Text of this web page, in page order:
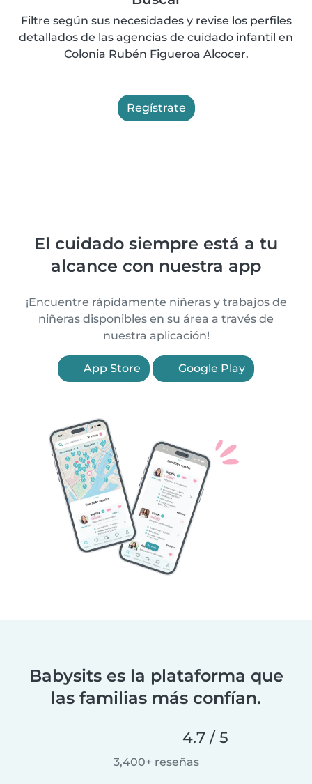
Filtre según sus necesidades y revise los perfiles
detallados de las agencias de cuidado infantil en
Colonia Rubén Figueroa Alcocer.
Regístrate
El cuidado siempre está a tu
alcance con nuestra app
¡Encuentre rápidamente niñeras y trabajos de
niñeras disponibles en su área a través de
nuestra aplicación!
App Store Google Play
Babysits es la plataforma que
las familias más confían.
4.7 / 5
3,400+ reseñas